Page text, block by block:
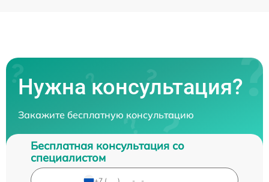
Нужна консультация?
Закажите бесплатную консультацию
Бесплатная консультация со
специалистом